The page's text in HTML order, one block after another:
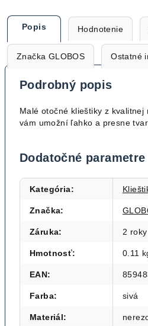
Popis Hodnotenie
Značka GLOBOS Ostatné
Podrobný popis
Malé otočné klieštiky z kvalitnej
vám umožní ľahko a presne
Dodatočné parametre
Kategória:
Značka:
Záruka: 2 roky
Hmotnosť: 0.11
EAN:
Farba: sivá
Materiál: